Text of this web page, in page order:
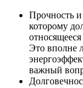
Прочность
которому
Это вполне
важный